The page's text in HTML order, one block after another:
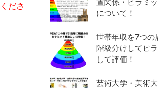
ださ
について！
世帯年収を7つの
階級分けしてピ
して評価！
芸術大学・美術